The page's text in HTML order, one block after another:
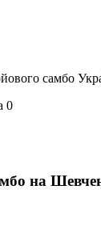
самбо
0
на